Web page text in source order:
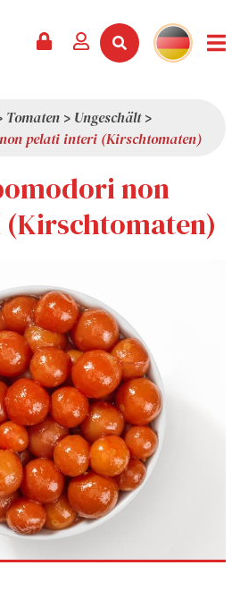
Tomaten > Ungeschält>
pelati interi (Kirschtomaten)
non